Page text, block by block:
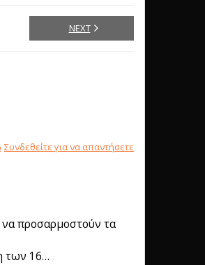
NEXT
Συνδεθείτε για να απαντήσετε
προσαρμοστούν τα
των 16…